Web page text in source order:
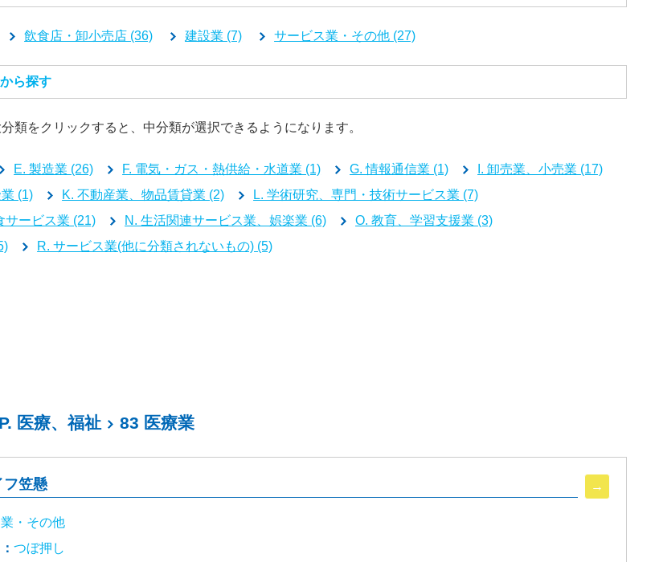
飲食店・卸小売店 (36) 建設業 (7) サービス業・その他 (27)
から探す
類をクリックすると、中分類が選択できるようになります。
E. 製造業 (26) F. 電気・ガス・熱供給・水道業 (1) G. 情報通信業 (1)
I. 卸売業、小売業 (17)
(1)
K. 不動産業、物品賃貸業 (2)
L. 学術研究、専門・技術サービス業 (7)
サービス業 (21)
N. 生活関連サービス業、娯楽業 (6)
O. 教育、学習支援業 (3)
R. サービス業(他に分類されないもの) (5)
P. 医療、福祉 83 医療業
フ笠懸
・その他
つぼ押し